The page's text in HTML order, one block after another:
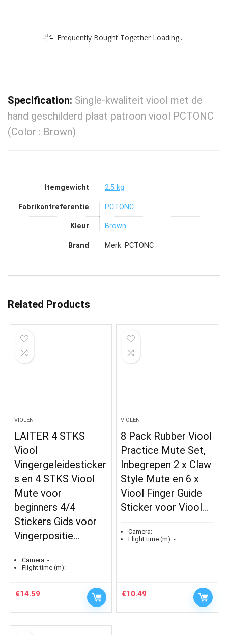
Frequently Bought Together Loading...
Specification: Single-kwaliteit viool met de
hand geschilderd plaat patroon viool PCTONC
(Color : Brown)
Itemgewicht ‎2.5 kg
Fabrikantreferentie ‎PCTONC
Kleur ‎Brown
Brand Merk: PCTONC
Related Products
VIOLEN
LAITER 4 STKS
Viool
Vingergeleidesticker
s en 4 STKS Viool
Mute voor
beginners 4/4
Stickers Gids voor
Vingerpositie…
Camera: -
Flight time (m): -
€14.59
VIOLEN
8 Pack Rubber Viool
Practice Mute Set,
Inbegrepen 2 x Claw
Style Mute en 6 x
Viool Finger Guide
Sticker voor Viool…
Camera: -
Flight time (m): -
€10.49